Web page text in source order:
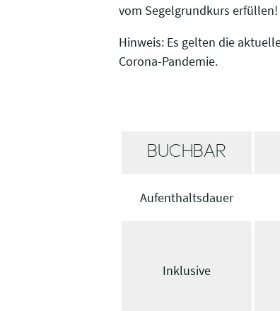
vom Segelgrundkurs erfüllen!
Hinweis: Es gelten die
Corona-Pandemie.
BUCHBAR
Aufenthaltsdauer
Inklusive